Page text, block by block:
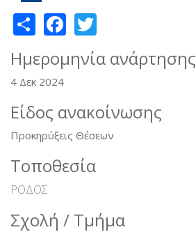
ShareFacebook
Ημερομηνία ανάρτησης
4 Δεκ 2024
Είδος ανακοίνωσης
Προκηρύξεις Θέσεων
Τοποθεσία
ΡΟΔΟΣ
Σχολή / Τμήμα